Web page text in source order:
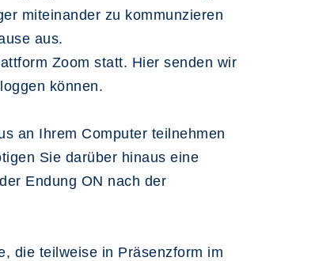
miteinander zu kommunzieren
aus.
Zoom statt. Hier senden wir
können.
an Ihrem Computer teilnehmen
Sie darüber hinaus eine
Endung ON nach der
die teilweise in Präsenzform im